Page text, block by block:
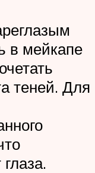
в мейкапе
теней. Для